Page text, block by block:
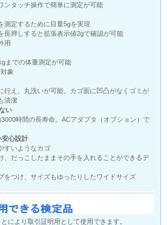
タッチ操作で簡単に測定が可能
定するために目量5gを実現
押しすると拡張表示値2gで確認が可能
用
までの体重測定が可能
象
え、丸洗いが可能。カゴ面に凹凸がなくゴミが
清潔
い
時間の長寿命。ACアダプタ（オプション）で
安心設計
すいようなカゴ
だっこしたままその手を入れることができるデ
つけ、サイズもゆったりしたワイドサイズ
により取引証明用として使用できます。